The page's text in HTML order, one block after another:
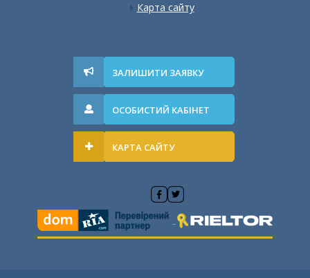
Карта сайту
ЗАЛИШИТИ ЗАЯВКУ
ОСОБИСТИЙ КАБІНЕТ
КАРТА САЙТУ